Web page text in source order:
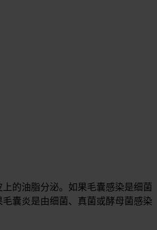
的油脂分泌。如果毛囊感染是细菌
囊炎是由细菌、真菌或酵母菌感染